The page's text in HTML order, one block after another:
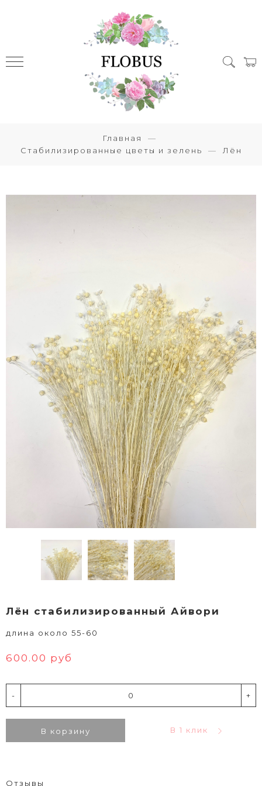
Главная
Стабилизированные цветы и зелень
Лён
Лён стабилизированный Айвори
длина около 55-60
600.00 руб
- +
В корзину В 1 клик
Отзывы